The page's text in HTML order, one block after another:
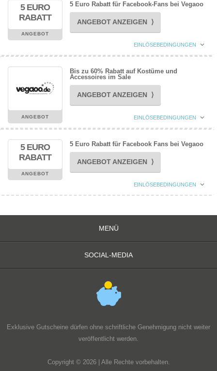
5 EURO
RABATT
ANGEBOT
5 Euro Rabatt für Facebook-Fans bei Vegaoo
ANGEBOT ANZEIGEN ⟩
EINLÖSEBEDINGUNGEN
ANGEBOT
Bis zu 60% Rabatt auf Kostüme und
Accessoires im Sale
ANGEBOT ANZEIGEN ⟩
EINLÖSEBEDINGUNGEN
5 EURO
RABATT
ANGEBOT
5 Euro Rabatt für Facebook Fans bei Vegaoo
ANGEBOT ANZEIGEN ⟩
EINLÖSEBEDINGUNGEN
MENÜ
SOCIAL-MEDIA
Exklusive Gutscheine dürfen ohne schriftliche Genehmigung nicht weiter
veröffentlicht werden.
Copyright © 2026 | Alle Rechte vorbehalten.